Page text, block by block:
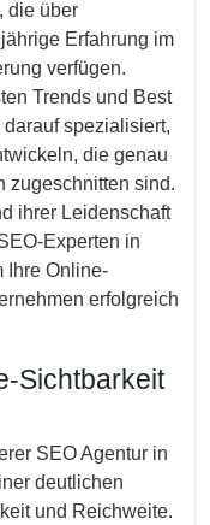
die über
Erfahrung im
verfügen.
Trends und Best
spezialisiert,
die genau
zugeschnitten sind.
ihrer Leidenschaft
Experten in
Ihre Online-
erfolgreich
Sichtbarkeit
SEO Agentur in
deutlichen
und Reichweite.